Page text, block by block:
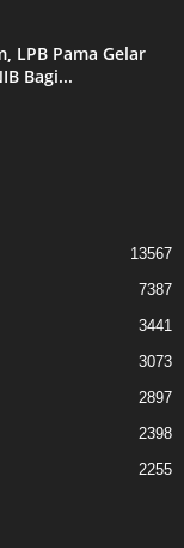
LPB Pama Gelar
Bagi...
13567
7387
3441
3073
2897
2398
2255